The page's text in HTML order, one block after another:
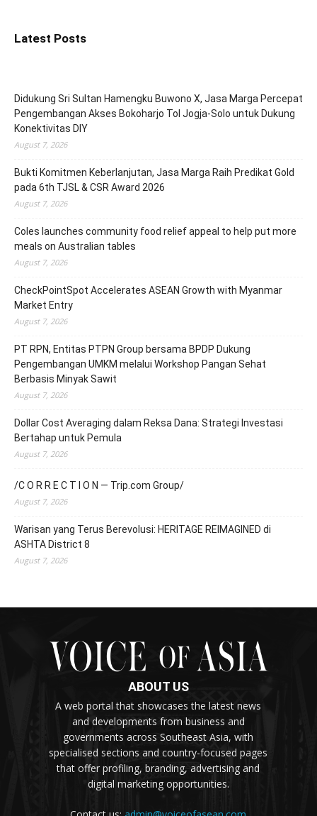
Latest Posts
Didukung Sri Sultan Hamengku Buwono X, Jasa Marga Percepat
Pengembangan Akses Bokoharjo Tol Jogja-Solo untuk Dukung
Konektivitas DIY
August 7, 2026
Bukti Komitmen Keberlanjutan, Jasa Marga Raih Predikat Gold
pada 6th TJSL & CSR Award 2026
August 7, 2026
Coles launches community food relief appeal to help put more
meals on Australian tables
August 7, 2026
CheckPointSpot Accelerates ASEAN Growth with Myanmar
Market Entry
August 7, 2026
PT RPN, Entitas PTPN Group bersama BPDP Dukung
Pengembangan UMKM melalui Workshop Pangan Sehat
Berbasis Minyak Sawit
August 7, 2026
Dollar Cost Averaging dalam Reksa Dana: Strategi Investasi
Bertahap untuk Pemula
August 7, 2026
/C O R R E C T I O N — Trip.com Group/
August 7, 2026
Warisan yang Terus Berevolusi: HERITAGE REIMAGINED di
ASHTA District 8
August 7, 2026
ABOUT US
A web portal that showcases the latest news
and developments from business and
governments across Southeast Asia, with
specialised sections and country-focused pages
that offer profiling, branding, advertising and
digital marketing opportunities.